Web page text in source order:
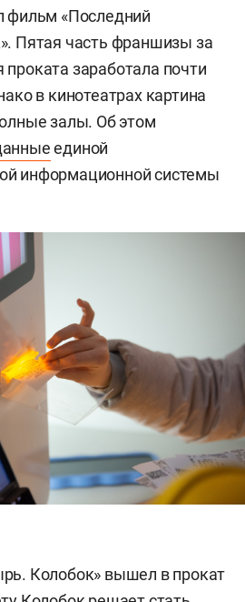
фильм «Последний
Пятая часть франшизы за
заработала почти
в кинотеатрах картина
залы. Об этом
единой
информационной системы
Колобок» вышел в прокат